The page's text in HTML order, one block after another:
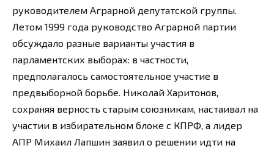
руководителем Аграрной депутатской группы.
Летом 1999 года руководство Аграрной партии
обсуждало разные варианты участия в
парламентских выборах: в частности,
предполагалось самостоятельное участие в
предвыборной борьбе. Николай Харитонов,
сохраняя верность старым союзникам, настаивал на
участии в избирательном блоке с КПРФ, а лидер
АПР Михаил Лапшин заявил о решении идти на